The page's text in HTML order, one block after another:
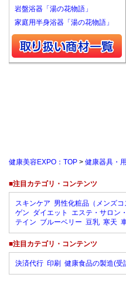
岩盤浴器「湯の花物語」
家庭用半身浴器「湯の花物語」
健康美容EXPO：TOP > 健康器具・
■注目カテゴリ・コンテンツ
スキンケア 男性化粧品（メンズコ
ゲン ダイエット エステ・サロン
テイン ブルーベリー 豆乳 寒天
■注目カテゴリ・コンテンツ
決済代行 印刷 健康食品の製造(受